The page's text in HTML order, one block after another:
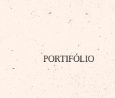
PORTIFÓLIO